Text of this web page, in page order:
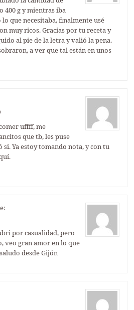
400 g y mientras iba
lo que necesitaba, finalmente usé
muy ricos. Gracias por tu receta y
al pie de la letra y valió la pena.
a ver que tal están en unos
uffff, me
que tb, les puse
si. Ya estoy tomando nota, y con tu
por casualidad, pero
veo gran amor en lo que
desde Gijón